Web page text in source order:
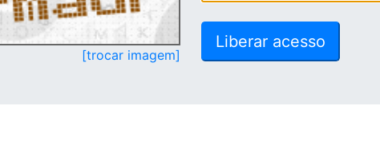
[trocar imagem]